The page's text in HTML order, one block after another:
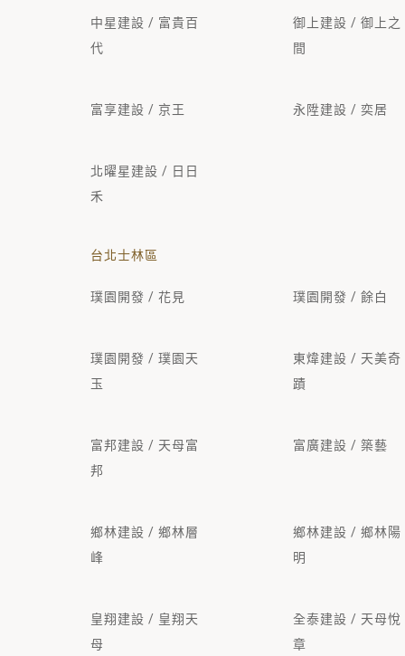
中星建設 / 富貴百
代
御上建設 / 御上之
間
富享建設 / 京王 永陞建設 / 奕居
北曜星建設 / 日日
禾
台北士林區
璞園開發 / 花見 璞園開發 / 餘白
璞園開發 / 璞園天
玉
東煒建設 / 天美奇
蹟
富邦建設 / 天母富
邦
富廣建設 / 築藝
鄉林建設 / 鄉林層
峰
鄉林建設 / 鄉林陽
明
皇翔建設 / 皇翔天
母
全泰建設 / 天母悅
章